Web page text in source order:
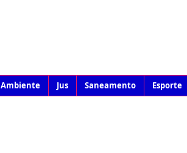
Ambiente Jus Saneamento Esporte